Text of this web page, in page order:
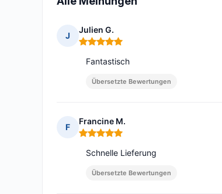
J
Julien G.
Hinweis: 5 von 5
Fantastisch
Übersetzte Bewertungen
F
Francine M.
Hinweis: 5 von 5
Schnelle Lieferung
Übersetzte Bewertungen